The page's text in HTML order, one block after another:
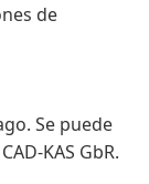
de
Se puede
KAS GbR.